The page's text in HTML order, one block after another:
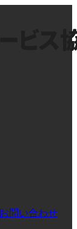
お問い合わせ